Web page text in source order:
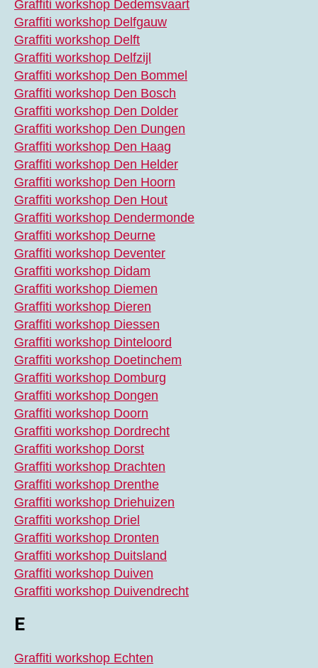
Graffiti workshop Dedemsvaart
Graffiti workshop Delfgauw
Graffiti workshop Delft
Graffiti workshop Delfzijl
Graffiti workshop Den Bommel
Graffiti workshop Den Bosch
Graffiti workshop Den Dolder
Graffiti workshop Den Dungen
Graffiti workshop Den Haag
Graffiti workshop Den Helder
Graffiti workshop Den Hoorn
Graffiti workshop Den Hout
Graffiti workshop Dendermonde
Graffiti workshop Deurne
Graffiti workshop Deventer
Graffiti workshop Didam
Graffiti workshop Diemen
Graffiti workshop Dieren
Graffiti workshop Diessen
Graffiti workshop Dinteloord
Graffiti workshop Doetinchem
Graffiti workshop Domburg
Graffiti workshop Dongen
Graffiti workshop Doorn
Graffiti workshop Dordrecht
Graffiti workshop Dorst
Graffiti workshop Drachten
Graffiti workshop Drenthe
Graffiti workshop Driehuizen
Graffiti workshop Driel
Graffiti workshop Dronten
Graffiti workshop Duitsland
Graffiti workshop Duiven
Graffiti workshop Duivendrecht
E
Graffiti workshop Echten